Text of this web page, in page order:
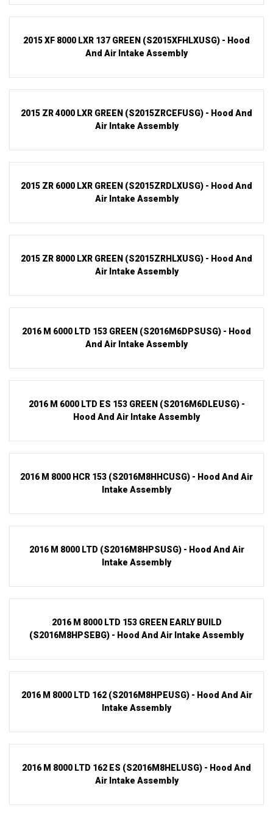
2015 XF 8000 LXR 137 GREEN (S2015XFHLXUSG) - Hood
And Air Intake Assembly
2015 ZR 4000 LXR GREEN (S2015ZRCEFUSG) - Hood And
Air Intake Assembly
2015 ZR 6000 LXR GREEN (S2015ZRDLXUSG) - Hood And
Air Intake Assembly
2015 ZR 8000 LXR GREEN (S2015ZRHLXUSG) - Hood And
Air Intake Assembly
2016 M 6000 LTD 153 GREEN (S2016M6DPSUSG) - Hood
And Air Intake Assembly
2016 M 6000 LTD ES 153 GREEN (S2016M6DLEUSG) -
Hood And Air Intake Assembly
2016 M 8000 HCR 153 (S2016M8HHCUSG) - Hood And Air
Intake Assembly
2016 M 8000 LTD (S2016M8HPSUSG) - Hood And Air
Intake Assembly
2016 M 8000 LTD 153 GREEN EARLY BUILD
(S2016M8HPSEBG) - Hood And Air Intake Assembly
2016 M 8000 LTD 162 (S2016M8HPEUSG) - Hood And Air
Intake Assembly
2016 M 8000 LTD 162 ES (S2016M8HELUSG) - Hood And
Air Intake Assembly